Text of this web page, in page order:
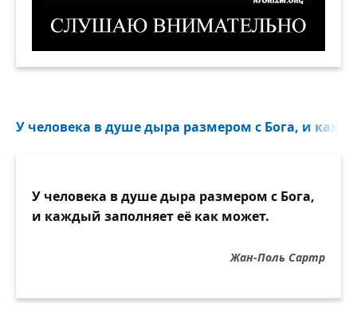
У человека в душе дыра размером с Бога, и
У человека в душе дыра размером с Бога,
и каждый заполняет её как может.
Жан-Поль Сартр